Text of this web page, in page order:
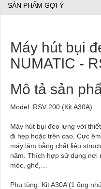
SẢN PHẨM GỢI Ý
Máy hút bụi
NUMATIC -
Mô tả sản
Model: RSV 200 (Kit A30A)
Máy hút bụi đeo lưng với
đi hẹp hoặc trên cao. Cực
máy làm bằng chất liệu
năm. Thích hợp sử dụng nơi
móc, ghế,…
Phụ tùng: Kit A30A (1 ống